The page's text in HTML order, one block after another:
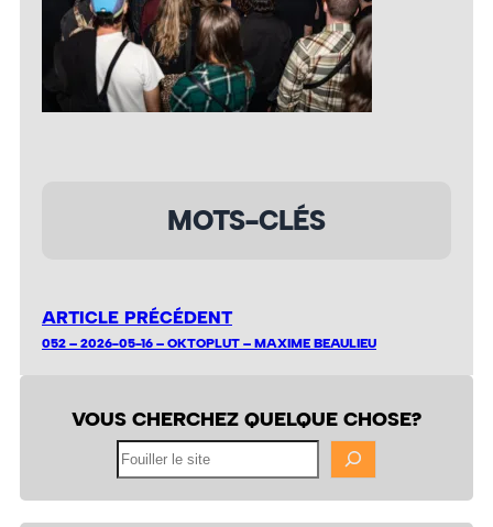
MOTS-CLÉS
ARTICLE PRÉCÉDENT
052 – 2026-05-16 – OKTOPLUT – MAXIME BEAULIEU
VOUS CHERCHEZ QUELQUE CHOSE?